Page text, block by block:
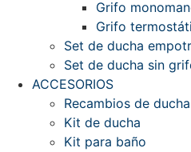
Grifo
Grifo
Set de ducha
Set de ducha sin
ACCESORIOS
Recambios de ducha
Kit de ducha
Kit para baño